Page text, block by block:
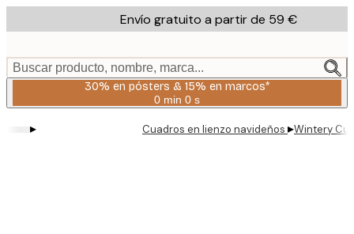
to
content.
Envío gratuito a partir de 59 €
Buscar producto, nombre, marca...
30% en pósters & 15% en marcos*
0 min 0 s
Válido
2026-
▸ Cuadros en lienzo navideños ▸Wintery